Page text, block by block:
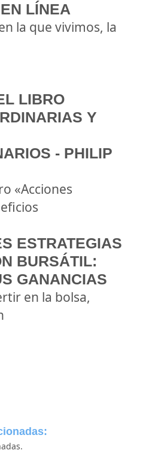
LÍNEA
la que vivimos, la
LIBRO
Y
- PHILIP
«Acciones
ESTRATEGIAS
BURSÁTIL:
GANANCIAS
en la bolsa,